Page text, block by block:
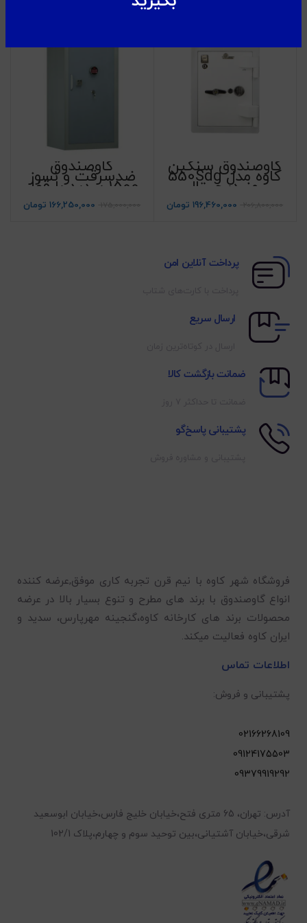
گاوصندوق سنگین
کاوه مدل 550Sdg
رمز دیجیتال
196,460,000 تومان
گاوصندوق
ضدسرقت و نسوز
1500 سدید با قفل
Pro
166,250,000 تومان
پرداخت آنلاین امن
ارسال سریع
ضمانت بازگشت کالا
پشتیبانی پاسخ‌گو
فروشگاه شهر کاوه با نیم قرن تجربه کاری موفق,عرضه کننده
انواع گاوصندوق با برند های مطرح و تنوع بسیار بالا در عرضه
محصولات برند های کارخانه کاوه،گنجینه مهرپارس، سدید و
ایران کاوه فعالیت میکند.
اطلاعات تماس
پشتیبانی و فروش:
02166268109
09124175503
09379919292
آدرس: تهران، 65 متری فتح،خیابان خلیج فارس،خیابان ابوسعید
شرقی،خیابان آشتیانی،بین توحید سوم و چهارم،پلاک 102/1